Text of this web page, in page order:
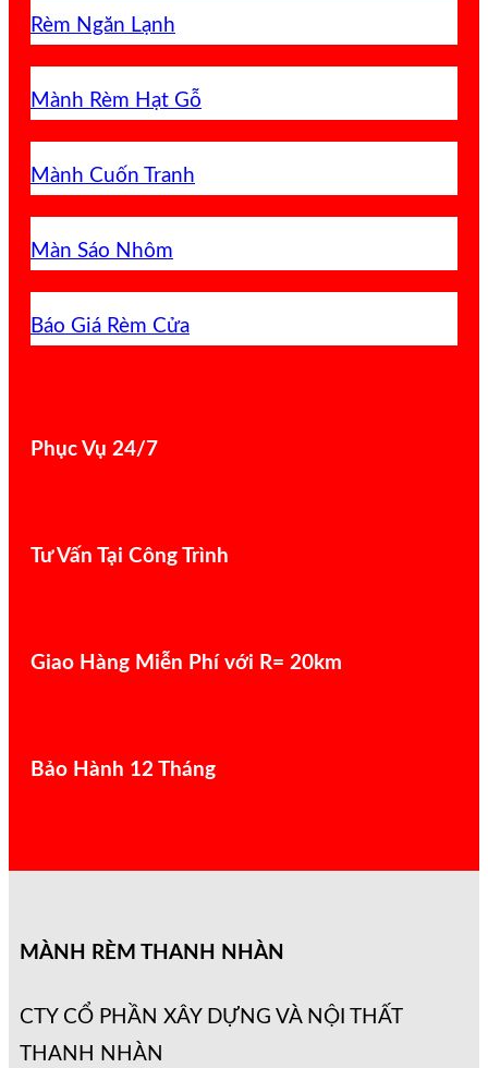
Rèm Ngăn Lạnh
Mành Rèm Hạt Gỗ
Mành Cuốn Tranh
Màn Sáo Nhôm
Báo Giá Rèm Cửa
Phục Vụ 24/7
Tư Vấn Tại Công Trình
Giao Hàng Miễn Phí với R= 20km
Bảo Hành 12 Tháng
MÀNH RÈM THANH NHÀN
CTY CỔ PHẦN XÂY DỰNG VÀ NỘI THẤT
THANH NHÀN